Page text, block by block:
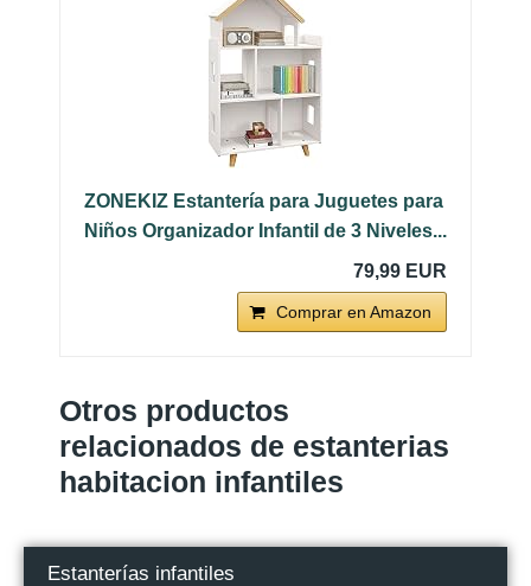
ZONEKIZ Estantería para Juguetes para
Niños Organizador Infantil de 3 Niveles...
79,99 EUR
Comprar en Amazon
Otros productos
relacionados de estanterias
habitacion infantiles
Estanterías infantiles